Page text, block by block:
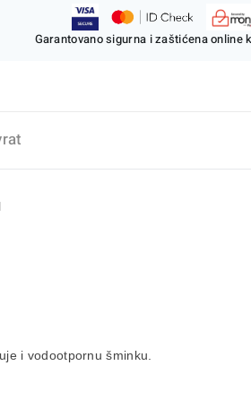
Garantovano sigurna i zaštićena online
i vodootpornu šminku.